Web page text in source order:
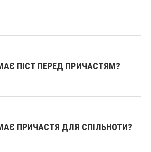
ПІСТ ПЕРЕД ПРИЧАСТЯМ?
ПРИЧАСТЯ ДЛЯ СПІЛЬНОТИ?